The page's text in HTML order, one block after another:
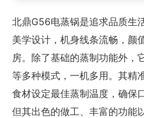
北鼎G56电蒸锅是追求品质生
美学设计，机身线条流畅，颜
房。除了基础的蒸制功能外，
等多种模式，一机多用。其精
食材设定最佳蒸制温度，确保
但其出色的做工、丰富的功能